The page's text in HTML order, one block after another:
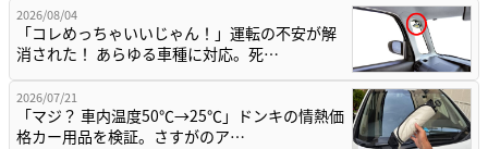
2026/08/04
「コレめっちゃいいじゃん！」運転の不安が解
消された！ あらゆる車種に対応。死…
2026/07/21
「マジ？ 車内温度50℃→25℃」ドンキの情熱価
格カー用品を検証。さすがのア…